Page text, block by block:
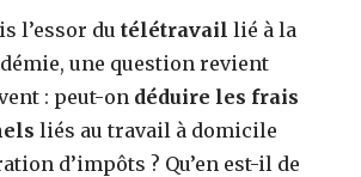
l’essor dutélétravail lié à la
une question revient
: peut-on déduire les frais
liés au travail à domicile
d’impôts ? Qu’en est-il de